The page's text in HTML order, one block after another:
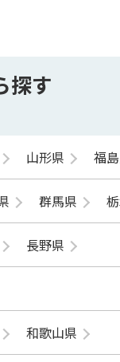
探す
山形県 福
群馬県
長野県
和歌山県